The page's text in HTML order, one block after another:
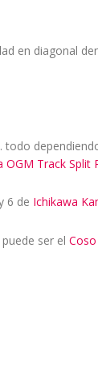
en diagonal
Track Split
6 de Ichikawa
ser el